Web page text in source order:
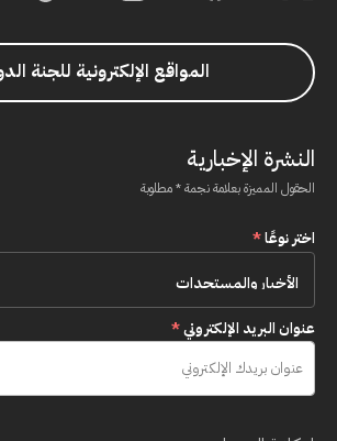
المواقع الإلكترونية للجنة
النشرة الإخبارية
الحقول المميزة بعلامة نجمة * مطلوبة
اختر نوعًا*
عنوان البريد الإلكتروني*